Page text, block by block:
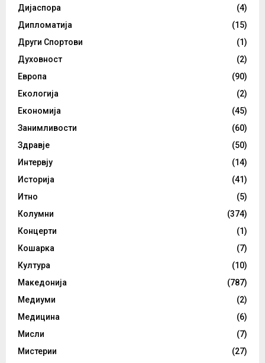
Дијаспора
(4)
Дипломатија
(15)
Други Спортови
(1)
Духовност
(2)
Европа
(90)
Екологија
(2)
Економија
(45)
Занимливости
(60)
Здравје
(50)
Интервју
(14)
Историја
(41)
Итно
(5)
Колумни
(374)
Концерти
(1)
Кошарка
(7)
Култура
(10)
Македонија
(787)
Медиуми
(2)
Медицина
(6)
Мисли
(7)
Мистерии
(27)